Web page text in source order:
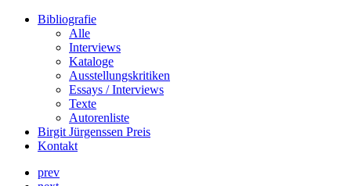
Bibliografie
Alle
Interviews
Kataloge
Ausstellungskritiken
Essays / Interviews
Texte
Autorenliste
Birgit Jürgenssen Preis
Kontakt
prev